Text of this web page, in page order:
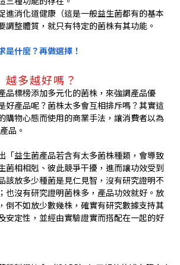
進消化道健康（這是一般益生菌都有的基本
調整體質，就只有特定的菌株有其功能。
是什麼？再做選擇！
多越好嗎？
品標榜添加多元化的菌株，來強調產品優
好產品呢？菌株太多會互相排斥嗎？其實這
購物心態而使用的商業手法，讓消費者以為
品。
「益生菌產品若含有太多菌株種類，會導致
菌相相剋、彼此競爭干擾，進而讓功效受到
該放多少種菌是見仁見智，沒有研究證明不
也沒有研究證明菌株多，產品功效就好。放
倒不如放少數幾株，確實有研究數據支持其
安定性，並經由實驗證實而搭配在一起的好